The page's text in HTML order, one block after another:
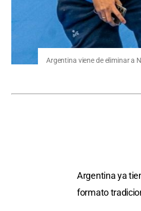
Argentina viene de eliminar a
Argentina ya
formato